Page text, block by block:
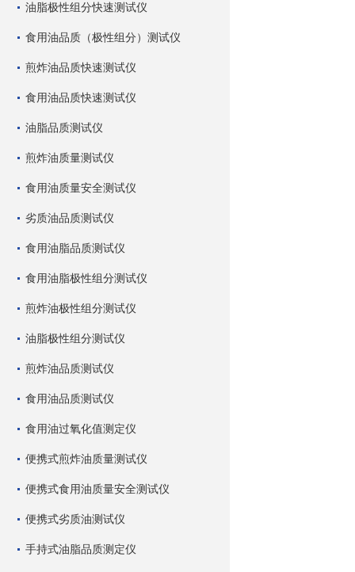
油脂极性组分快速测试仪
食用油品质（极性组分）测试仪
煎炸油品质快速测试仪
食用油品质快速测试仪
油脂品质测试仪
煎炸油质量测试仪
食用油质量安全测试仪
劣质油品质测试仪
食用油脂品质测试仪
食用油脂极性组分测试仪
煎炸油极性组分测试仪
油脂极性组分测试仪
煎炸油品质测试仪
食用油品质测试仪
食用油过氧化值测定仪
便携式煎炸油质量测试仪
便携式食用油质量安全测试仪
便携式劣质油测试仪
手持式油脂品质测定仪